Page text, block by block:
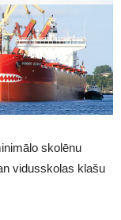
skolēnu
vidusskolas klašu